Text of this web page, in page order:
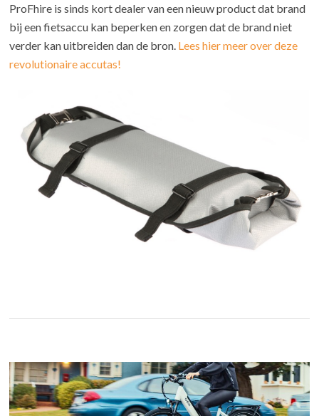
ProFhire is sinds kort dealer van een nieuw product dat brand
bij een fietsaccu kan beperken en zorgen dat de brand niet
verder kan uitbreiden dan de bron. Lees hier meer over deze
revolutionaire accutas!